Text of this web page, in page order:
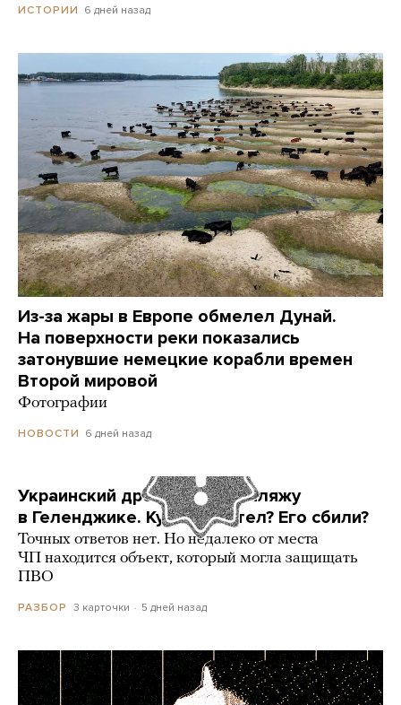
ИСТОРИИ 6 дней назад
Из-за жары в Европе обмелел Дунай.
На поверхности реки показались
затонувшие немецкие корабли времен
Второй мировой
Фотографии
НОВОСТИ 6 дней назад
Украинский дрон попал по пляжу
в Геленджике. Куда он летел? Его сбили?
Точных ответов нет. Но недалеко от места
ЧП находится объект, который могла защищать
ПВО
РАЗБОР 3 карточки 5 дней назад